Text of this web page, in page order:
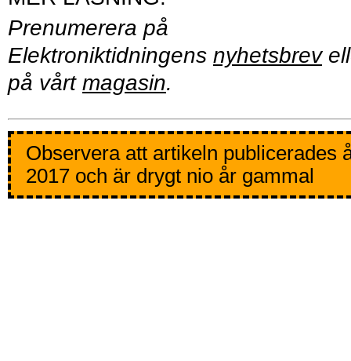
Prenumerera på
Elektroniktidningens nyhetsbrev
på vårt magasin.
Observera att artikeln publicerades
2017 och är drygt nio år gammal